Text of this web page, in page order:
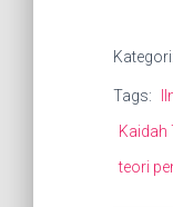
Kategori:
Tags:
Kaidah
teori